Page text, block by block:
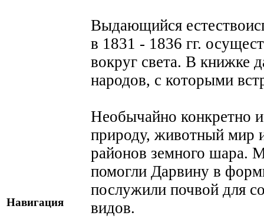
Навигация
Выдающийся
в 1831 - 1836 гг.
вокруг света. В книжке
народов, с которыми
Необычайно конкретно
природу, животный мир
районов земного шара.
помогли Дарвину в
послужили почвой для
видов.